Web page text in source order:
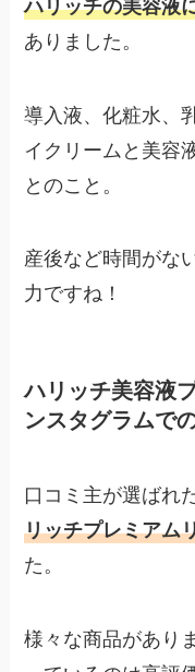
ハリッチの美容液
ありました。
導入液、化粧水、
イクリームと美容
とのこと。
産後など時間がな
力ですね！
ハリッチ美容液
ンスタグラムで
口コミ主が選ばれ
リッチプレミアム
た。
様々な商品があり